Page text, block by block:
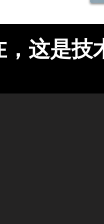
规格
，这是技